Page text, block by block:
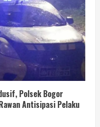
Polsek Bogor
Antisipasi Pelaku